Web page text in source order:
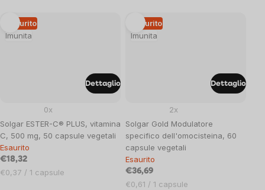
Imunita
Esaurito
Solgar ESTER-C® PLUS, vitamina
C, 500 mg, 50 capsule vegetali
0x
Esaurito
€18,32
Prezzo
€0,37 / 1 capsule
Dettaglio
Imunita
Esaurito
Solgar Gold Modulatore
specifico dell'omocisteina, 60
capsule vegetali
2x
Esaurito
€36,69
Prezzo
€0,61 / 1 capsule
Dettaglio